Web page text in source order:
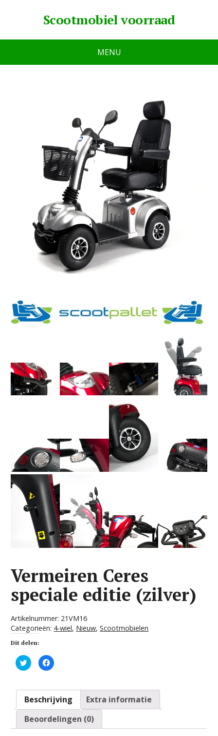
Scootmobiel voorraad
MENU
Vermeiren Ceres
speciale editie (zilver)
Artikelnummer: 21VM16
Categorieën: 4-wiel, Nieuw,Scootmobielen
Dit delen:
K
l
m
t
e
d
l
n
K
l
m
t
e
d
n
Beschrijving
Extra informatie
Beoordelingen (0)